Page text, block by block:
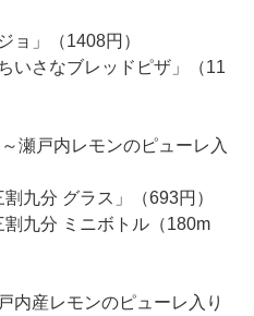
ョ」（1408円）
いさなブレッドピザ」（11
瀬戸内レモンのピューレ入
九分 グラス」（693円）
割九分 ミニボトル（180m
内産レモンのピューレ入り